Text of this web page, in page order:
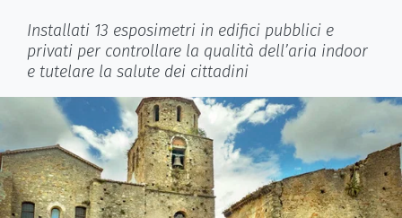
Installati 13 esposimetri in edifici pubblici e
privati per controllare la qualità dell’aria indoor
e tutelare la salute dei cittadini